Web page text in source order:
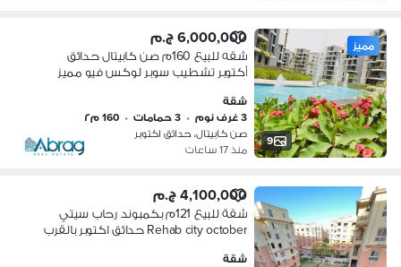
9
مميز 6,000,000 ج.م
شقه للبيع 160م صن كابيتال حدائق
أكتوبر تشطيب سوبر لوكس فيو مميز
شقة
3 غرف نوم
• 3 حمامات • 160 م٢
صن كابيتال، حدائق اكتوبر
منذ 17 ساعات
4,100,000 ج.م
شقة للبيع 121م بكمبوند رحاب سيتي
Rehab city october حدائق اكتوبر بالقرب
بداية و كالما و كنز كمبوند و جرين سيتي
شقة